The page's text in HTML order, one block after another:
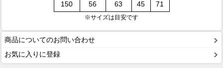
150
56 63 45 71
※サイズは目安です
商品についてのお問い合わせ
お気に入りに登録